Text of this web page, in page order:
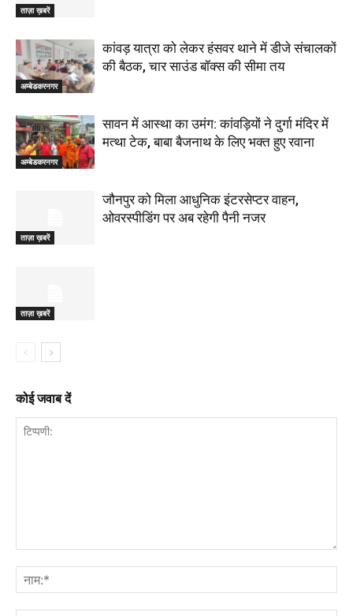
ताज़ा ख़बरें
अम्बेडकरनगर
कांवड़ यात्रा को लेकर हंसवर थाने में डीजे संचालकों
की बैठक, चार साउंड बॉक्स की सीमा तय
अम्बेडकरनगर
सावन में आस्था का उमंग: कांवड़ियों ने दुर्गा मंदिर में
मत्था टेक, बाबा बैजनाथ के लिए भक्त हुए रवाना
ताज़ा ख़बरें
जौनपुर को मिला आधुनिक इंटरसेप्टर वाहन,
ओवरस्पीडिंग पर अब रहेगी पैनी नजर
ताज़ा ख़बरें
कोई जवाब दें